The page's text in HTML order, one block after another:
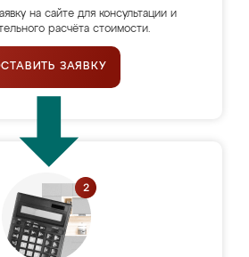
на сайте для консультации и
расчёта стоимости.
ЗАЯВКУ